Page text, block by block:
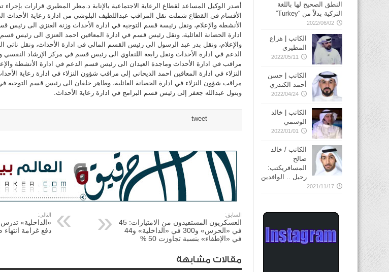
أصدر الوكيل المساعد لقطاع الرعاية الاجتماعية بالإنابة د.مطر المطيري قرارات بإجراء
الأقسام في القطاع شملت نقل المراقب عبداللطيف البلوشي من ادارة رعاية الأحداث
الأنشطة والإعلام، ونقل رئيسة قسم التوجيه في ادارة الأحداث وزنة العنزي الى رئيس
ادارة الحضانة العائلية، ونقل رئيس قسم في ادارة المعاقين احمد العنزي الى رئيس
والإعلام، ونقل بدر عبد الرسول الى رئيس القسم المالي في ادارة الأحداث، ونقل
الدعم في ادارة الأحداث ونقل رابعة اللنقاوي الى رئيس قسم في مركز الإرشاد
مراقب في ادارة الأحداث وماجدة العيدان الى رئيس قسم الدعم في ادارة الأنشطة
النزلاء في ادارة المعاقين احمد الديحاني إلى مراقب شؤون النزلاء في ادارة رعاية
مراقب شؤون النزلاء في ادارة الحضانة العائلية، وطاهر خلفان الى رئيس قسم التوجيه
وبتول عبدالله جعفر إلى رئيس قسم البرامج في ادارة رعاية الأحداث.
tweet
السابق:
العسكريون المستفيدون من الامتيازات: 45
في «الحرس» و300 في «الداخلية» و44
في «الإطفاء» بنسبة تجاوزت 50 %
التالي:
«الداخلية»
دفع غرامة انتهاء
مقالات مشابهة
النطق الصحيح لها باللغة
التركية بدلاً من “Turkey”
2022/06/02
الكاتب | هزاع
المطيري
2022/05/11
الكاتب | حسن
أحمد الكندري
2022/04/24
الكاتب | خالد
الوسمي
2022/01/01
الكاتب / خالد
صالح
المسافريكتب:
رحيل .. الوافدين
2021/11/17